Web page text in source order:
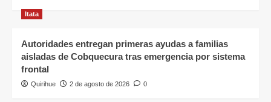
Itata
Autoridades entregan primeras ayudas a familias
aisladas de Cobquecura tras emergencia por sistema
frontal
Quirihue 2 de agosto de 2026 0